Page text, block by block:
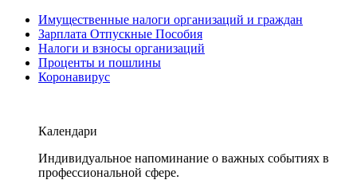
Имущественные налоги организаций и граждан
Зарплата Отпускные Пособия
Налоги и взносы организаций
Проценты и пошлины
Коронавирус
Календари
Индивидуальное напоминание о важных событиях в
профессиональной сфере.